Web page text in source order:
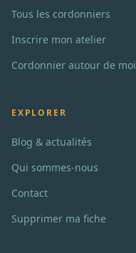
Tous les cordonniers
Inscrire mon atelier
Cordonnier autour de moi
EXPLORER
Blog & actualités
Qui sommes-nous
Contact
Supprimer ma fiche